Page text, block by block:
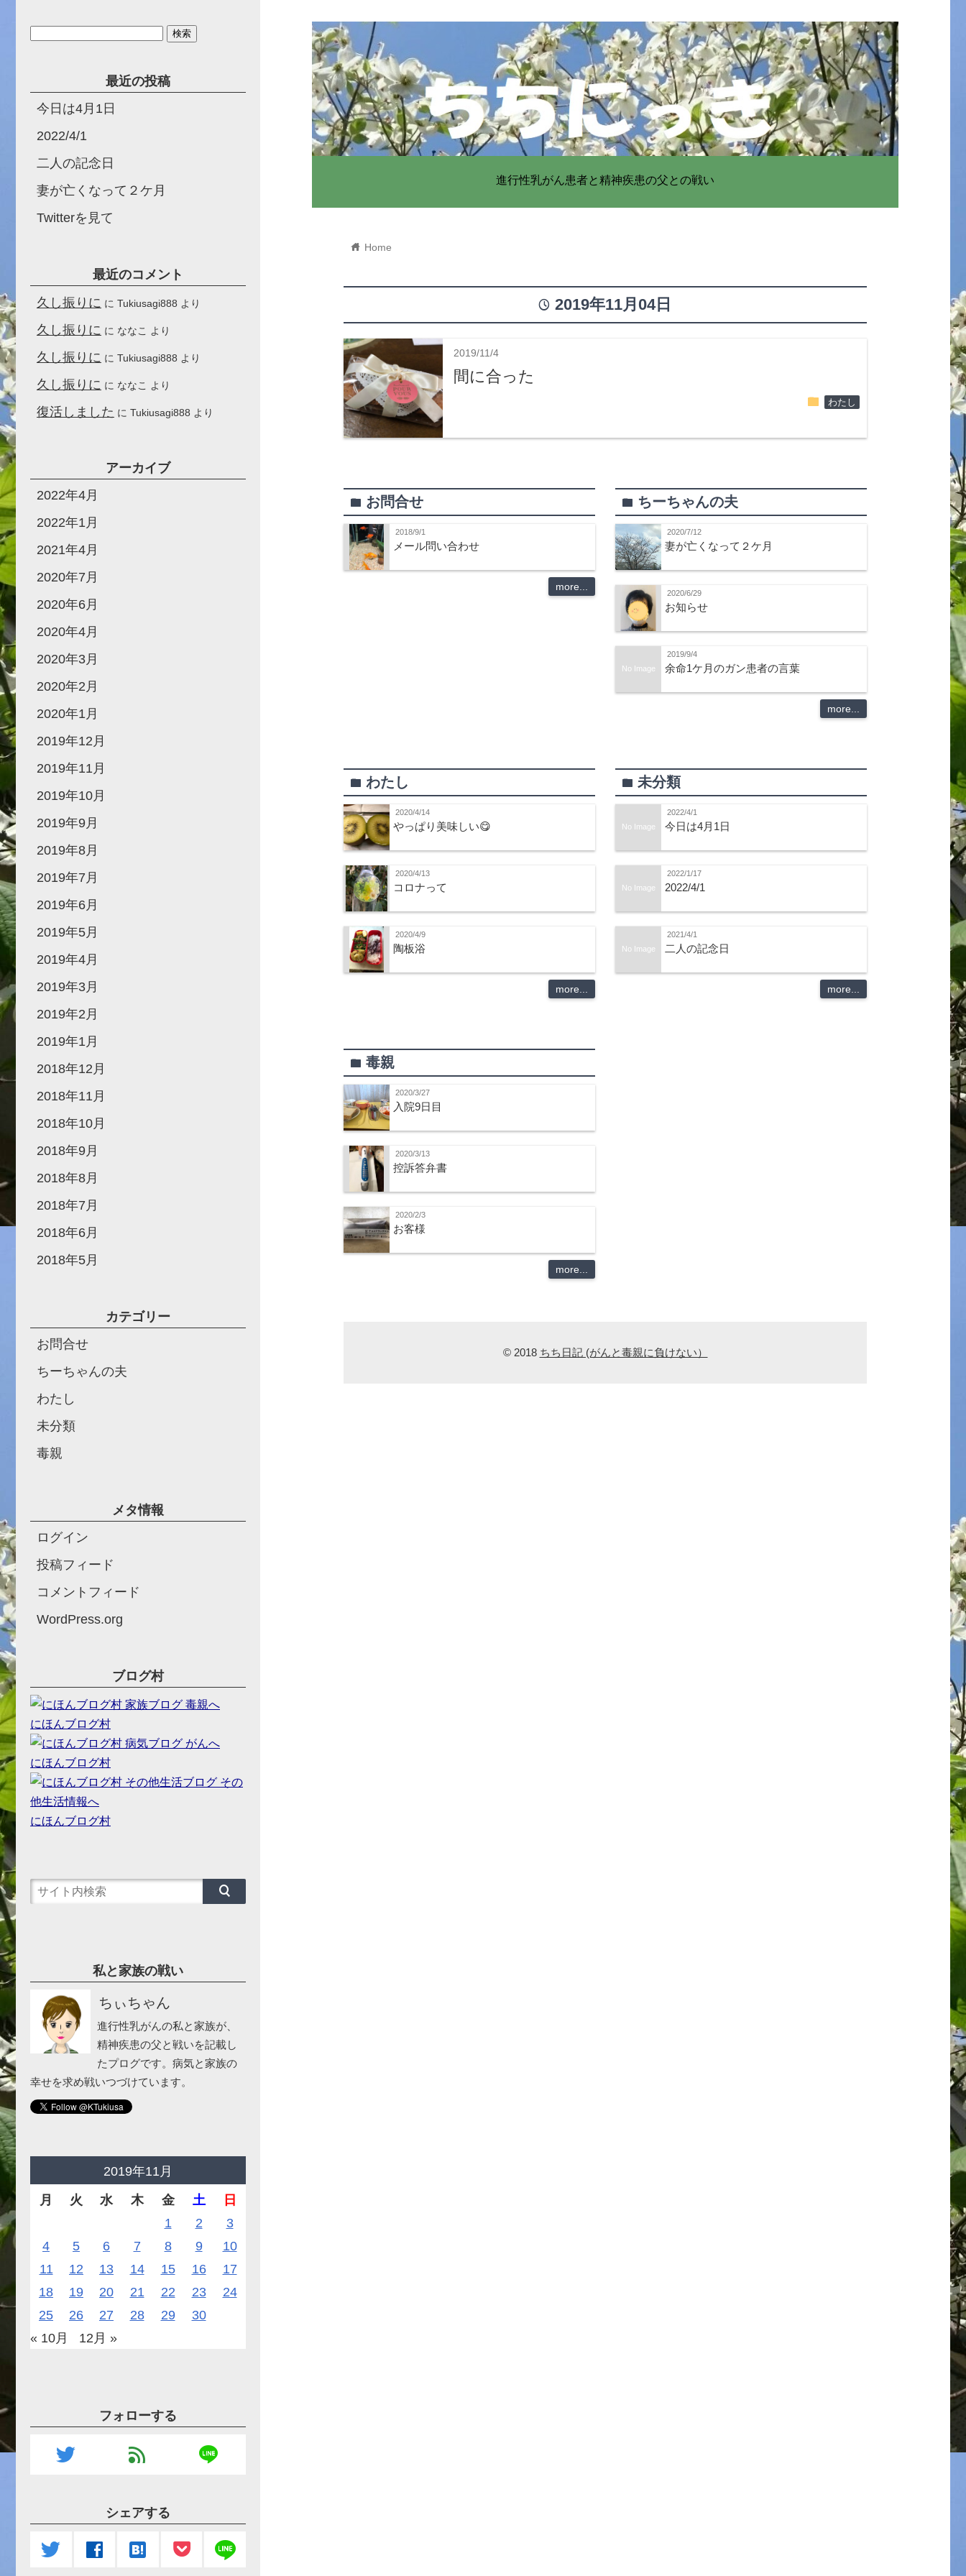
進行性乳がん患者と精神疾患の父との戦い
home Home
time 2019年11月04日
2019/11/4
間に合った
folder わたし
folder お問合せ
2018/9/1
メール問い合わせ
more...
folder ちーちゃんの夫
2020/7/12
妻が亡くなって２ケ月
2020/6/29
お知らせ
No Image
2019/9/4
余命1ケ月のガン患者の言葉
more...
folder わたし
2020/4/14
やっぱり美味しい😋
2020/4/13
コロナって
2020/4/9
陶板浴
more...
folder 未分類
No Image
2022/4/1
今日は4月1日
No Image
2022/1/17
2022/4/1
No Image
2021/4/1
二人の記念日
more...
folder 毒親
2020/3/27
入院9日目
2020/3/13
控訴答弁書
2020/2/3
お客様
more...
© 2018 ちち日記 (がんと毒親に負けない）
最近の投稿
今日は4月1日
2022/4/1
二人の記念日
妻が亡くなって２ケ月
Twitterを見て
最近のコメント
久し振りに に Tukiusagi888 より
久し振りに に ななこ より
久し振りに に Tukiusagi888 より
久し振りに に ななこ より
復活しました に Tukiusagi888 より
アーカイブ
2022年4月
2022年1月
2021年4月
2020年7月
2020年6月
2020年4月
2020年3月
2020年2月
2020年1月
2019年12月
2019年11月
2019年10月
2019年9月
2019年8月
2019年7月
2019年6月
2019年5月
2019年4月
2019年3月
2019年2月
2019年1月
2018年12月
2018年11月
2018年10月
2018年9月
2018年8月
2018年7月
2018年6月
2018年5月
カテゴリー
お問合せ
ちーちゃんの夫
わたし
未分類
毒親
メタ情報
ログイン
投稿フィード
コメントフィード
WordPress.org
ブログ村
にほんブログ村
にほんブログ村
にほんブログ村
私と家族の戦い
ちぃちゃん
進行性乳がんの私と家族が、
精神疾患の父と戦いを記載し
たプログです。病気と家族の
幸せを求め戦いつづけています。
2019年11月
月
火 水 木 金 土
日
1
2
3
4
5 6 7 8 9
10
11
12 13 14 15 16
17
18
19 20 21 22 23
24
25
26 27 28 29
30
« 10月
12月 »
フォローする
twitter feed line
シェアする
twitter facebook hatenabookmark line